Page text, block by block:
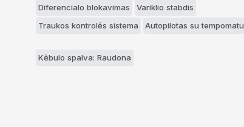
Diferencialo blokavimas
Variklio stabdis
Traukos kontrolės sistema
Autopilotas su tempomatu
Kėbulo spalva: Raudona